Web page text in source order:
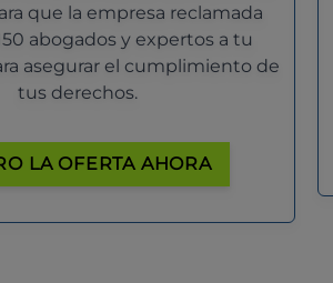
que la empresa reclamada
abogados y expertos a tu
asegurar el cumplimiento de
tus derechos.
LA OFERTA AHORA